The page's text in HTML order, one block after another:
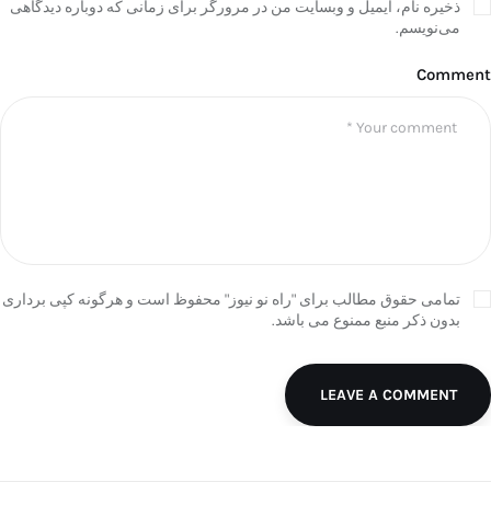
ذخیره نام، ایمیل و وبسایت من در مرورگر برای زمانی که دوباره دیدگاهی
می‌نویسم.
Comment
تمامی حقوق مطالب برای "راه نو نیوز" محفوظ است و هرگونه کپی برداری
بدون ذکر منبع ممنوع می باشد.
LEAVE A COMMENT